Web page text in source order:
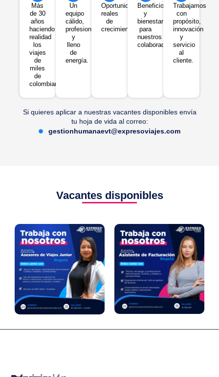
Más
de 30
años
haciendo
realidad
los
viajes
de
miles
de
colombianos.
Un
equipo
cálido,
profesional
y
lleno
de
energía.
Oportunidades
reales
de
crecimiento.
Beneficios
y
bienestar
para
nuestros
colaboradores.
Trabajamos
con
propósito,
innovación
y
servicio
al
cliente.
Si quieres aplicar a nuestras vacantes disponibles envía
tu hoja de vida al correo:
gestionhumanaevt@expresoviajes.com
Vacantes disponibles